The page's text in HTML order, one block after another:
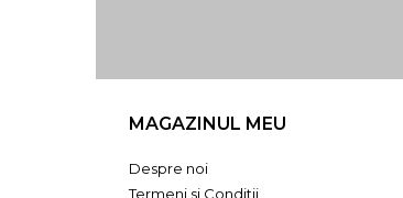
MAGAZINUL MEU
Despre noi
Termeni si Conditii